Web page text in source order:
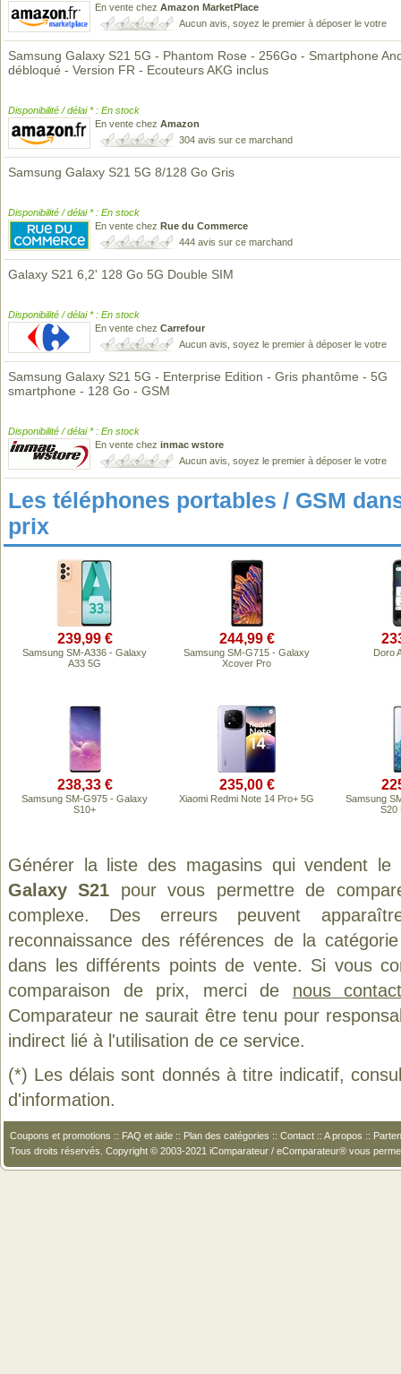
En vente chez Amazon MarketPlace
Aucun avis, soyez le premier à déposer le votre
Samsung Galaxy S21 5G - Phantom Rose - 256Go - Smartphone
débloqué - Version FR - Ecouteurs AKG inclus
Disponibilité / délai * : En stock
En vente chez Amazon
304 avis sur ce marchand
Samsung Galaxy S21 5G 8/128 Go Gris
Disponibilité / délai * : En stock
En vente chez Rue du Commerce
444 avis sur ce marchand
Galaxy S21 6,2' 128 Go 5G Double SIM
Disponibilité / délai * : En stock
En vente chez Carrefour
Aucun avis, soyez le premier à déposer le votre
Samsung Galaxy S21 5G - Enterprise Edition - Gris phantôme - 5G
smartphone - 128 Go - GSM
Disponibilité / délai * : En stock
En vente chez inmac wstore
Aucun avis, soyez le premier à déposer le votre
Les téléphones portables / GSM
prix
239,99 €
Samsung SM-A336 - Galaxy
A33 5G
244,99 €
Samsung SM-G715 - Galaxy
Xcover Pro
Doro
238,33 €
Samsung SM-G975 - Galaxy
S10+
235,00 €
Xiaomi Redmi Note 14 Pro+ 5G
Samsung
S20
Générer la liste des magasins qui vendent
Galaxy S21 pour vous permettre de
complexe. Des erreurs peuvent
reconnaissance des références de la
dans les différents points de vente. Si vous
comparaison de prix, merci de nous
Comparateur ne saurait être tenu pour
indirect lié à l'utilisation de ce service.
(*) Les délais sont donnés à titre indicatif,
d'information.
Coupons et promotions :: FAQ et aide :: Plan des catégories :: Contact :: A propos ::
Tous droits réservés. Copyright © 2003-2021 iComparateur / eComparateur® vous